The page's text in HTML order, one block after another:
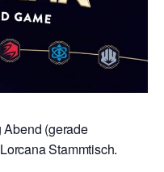
Abend (gerade
Stammtisch.